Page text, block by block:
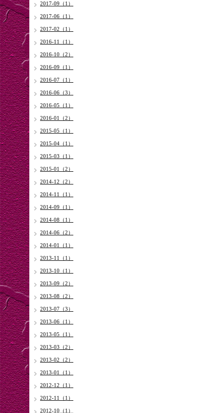
2017-09（1）
2017-06（1）
2017-02（1）
2016-11（1）
2016-10（2）
2016-09（1）
2016-07（1）
2016-06（3）
2016-05（1）
2016-01（2）
2015-05（1）
2015-04（1）
2015-03（1）
2015-01（2）
2014-12（2）
2014-11（1）
2014-09（1）
2014-08（1）
2014-06（2）
2014-01（1）
2013-11（1）
2013-10（1）
2013-09（2）
2013-08（2）
2013-07（3）
2013-06（1）
2013-05（1）
2013-03（2）
2013-02（2）
2013-01（1）
2012-12（1）
2012-11（1）
2012-10（1）